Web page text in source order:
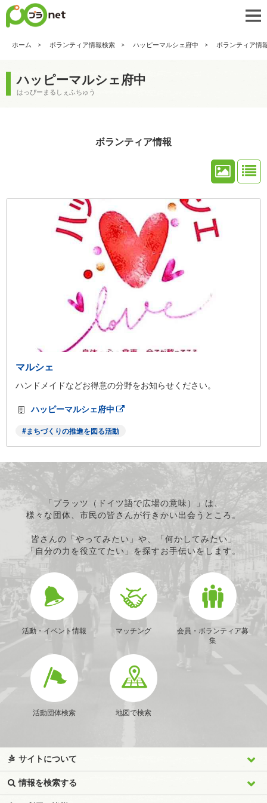
ホーム ボランティア情報検索 ハッピーマルシェ府中 ボランティア情
ハッピーマルシェ府中
はっぴーまるしぇふちゅう
ボランティア情報
マルシェ
ハンドメイドなどお得意の分野をお知らせください。
ハッピーマルシェ府中
まちづくりの推進を図る活動
「プラッツ（ドイツ語で広場の意味）」は、
様々な団体、市民の皆さんが行きかい出会うところ。
皆さんの「やってみたい」や、「何かしてみたい」
「自分の力を役立てたい」を探すお手伝いをします。
活動・イベント情報 マッチング
会員・ボランティア募
集
活動団体検索 地図で検索
サイトについて
情報を検索する